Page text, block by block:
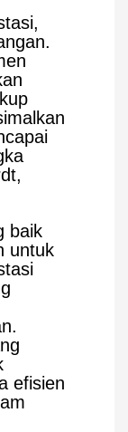
baik
untuk
efisien